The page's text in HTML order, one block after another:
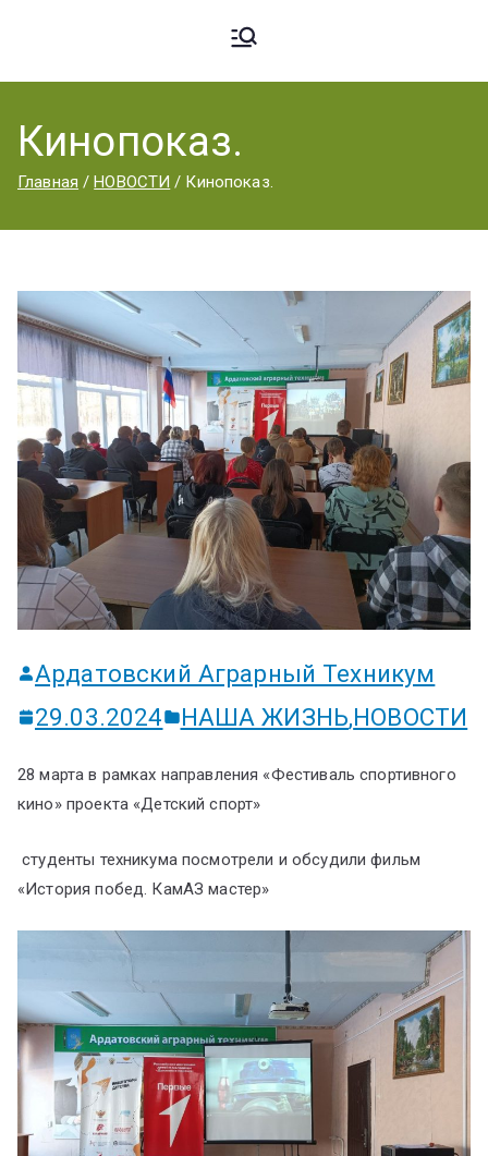
Ардато
вский
Аграрн
ый
Техник
ум
Кинопоказ.
Главная НОВОСТИ Кинопоказ.
Ардатовский Аграрный Техникум
29.03.2024
НАША ЖИЗНЬ,НОВОСТИ
28 марта в рамках направления «Фестиваль спортивного
кино» проекта «Детский спорт»
студенты техникума посмотрели и обсудили фильм
«История побед. КамАЗ мастер»